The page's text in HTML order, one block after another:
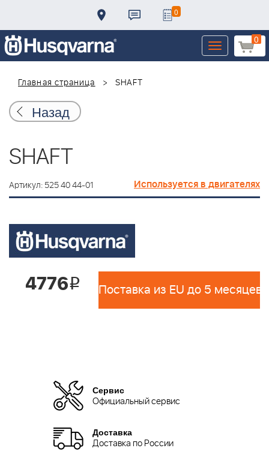
0
0
Toggle
navigation
Главная страница
SHAFT
Назад
SHAFT
Артикул: 525 40 44-01 Используется в двигателях
4776i Поставка из EU до 5 месяцев
Сервис
Официальный сервис
Доставка
Доставка по России